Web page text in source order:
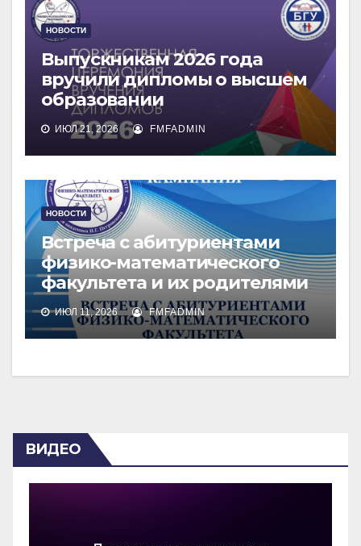
НОВОСТИ
Выпускникам 2026 года
вручили дипломы о высшем
образовании
ИЮЛ 21, 2026 FMFADMIN
НОВОСТИ
Встреча с абитуриентами
физико-математического
факультета и их родителями
ИЮЛ 11, 2026 FMFADMIN
ВИДЕО